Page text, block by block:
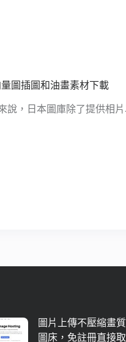
圖插圖和油畫素材下載
說，日本圖庫除了提供相
圖片上傳不壓縮畫
圖床，免註冊直接